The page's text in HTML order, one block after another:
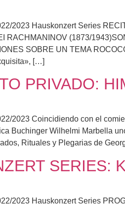
2023 Hauskonzert Series
RACHMANINOV (1873/
SOBRE UN TEMA
[…]
PRIVADO:
2023 Coincidiendo con el
Buchinger Wilhelmi Marbella
Rituales y Plegarias de
SERIES:
2023 Hauskonzert Series